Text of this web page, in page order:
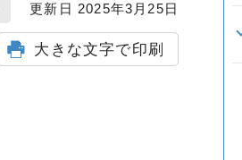
更新日 2025年3月25日
大きな文字で印刷